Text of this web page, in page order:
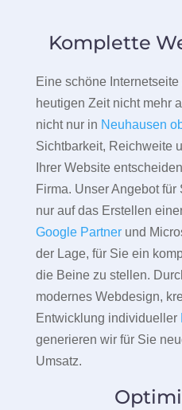
Komplette
Eine schöne
heutigen Zeit nicht mehr
nicht nur in Neuhausen
Sichtbarkeit, Reichweite
Ihrer Website
Firma. Unser Angebot
nur auf das Erstellen
Google Partnerund
der Lage, für Sie ein
die Beine zu stellen.
modernes Webdesign,
Entwicklung individueller
generieren wir für Sie
Umsatz.